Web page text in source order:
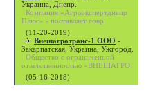
Украина, Днепр.
Компания «Агроэкспертднепр
Плюс» - поставляет совр
(11-20-2019)
Внешагротранс-1 ООО -
Закарпатская, Украина, Ужгород.
Общество с ограниченной
ответственностью «ВНЕШАГРО
(05-16-2018)